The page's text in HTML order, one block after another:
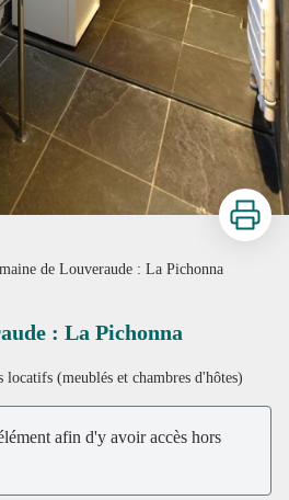
Imprimer
de Louveraude : La Pichonna
: La Pichonna
locatifs (meublés et chambres d'hôtes)
afin d'y avoir accès hors